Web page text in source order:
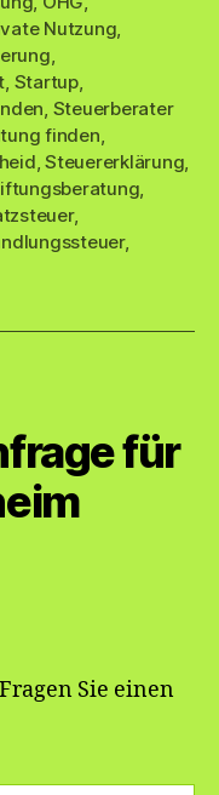
Nutzung,
,
, Startup,
, Steuerberater
finden,
,Steuererklärung,
,
,
,
für
Sie einen